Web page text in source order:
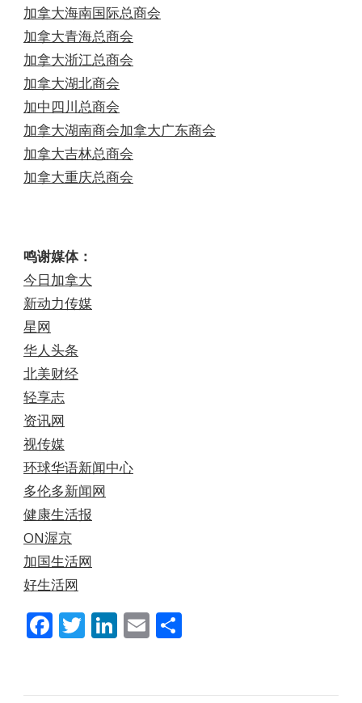
加拿大海南国际总商会
加拿大青海总商会
加拿大浙江总商会
加拿大湖北商会
加中四川总商会
加拿大湖南商会加拿大广东商会
加拿大吉林总商会
加拿大重庆总商会
鸣谢媒体：
今日加拿大
新动力传媒
星网
华人头条
北美财经
轻享志
资讯网
视传媒
环球华语新闻中心
多伦多新闻网
健康生活报
ON渥京
加国生活网
好生活网
Facebook
Twitter
LinkedIn
Email